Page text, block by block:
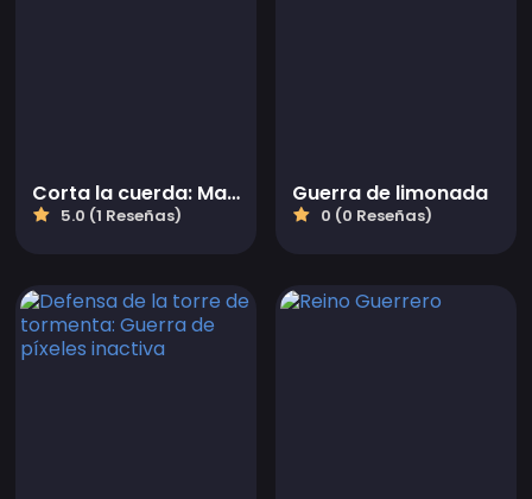
Corta la cuerda: Magia
5.0 (1 Reseñas)
Guerra de limonada
0 (0 Reseñas)